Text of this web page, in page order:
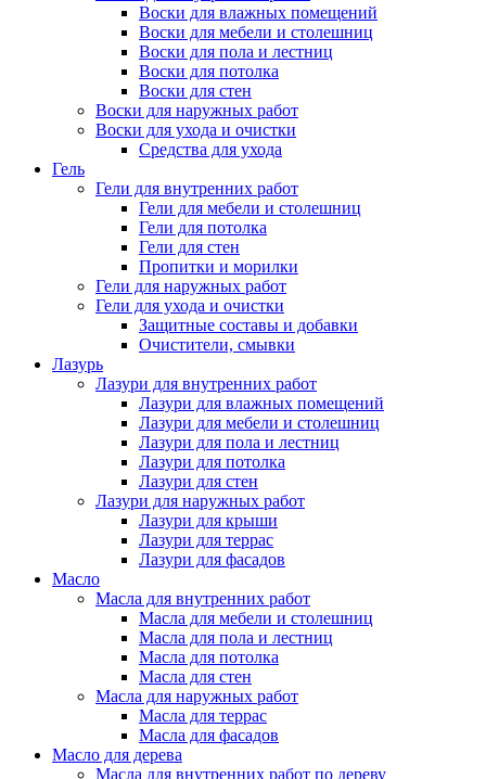
Воски для влажных помещений
Воски для мебели и столешниц
Воски для пола и лестниц
Воски для потолка
Воски для стен
Воски для наружных работ
Воски для ухода и очистки
Средства для ухода
Гель
Гели для внутренних работ
Гели для мебели и столешниц
Гели для потолка
Гели для стен
Пропитки и морилки
Гели для наружных работ
Гели для ухода и очистки
Защитные составы и добавки
Очистители, смывки
Лазурь
Лазури для внутренних работ
Лазури для влажных помещений
Лазури для мебели и столешниц
Лазури для пола и лестниц
Лазури для потолка
Лазури для стен
Лазури для наружных работ
Лазури для крыши
Лазури для террас
Лазури для фасадов
Масло
Масла для внутренних работ
Масла для мебели и столешниц
Масла для пола и лестниц
Масла для потолка
Масла для стен
Масла для наружных работ
Масла для террас
Масла для фасадов
Масло для дерева
Масла для внутренних работ по дереву